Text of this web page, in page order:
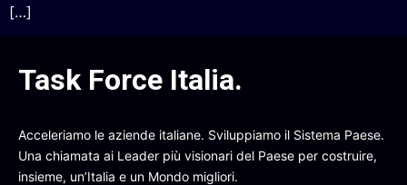
[…]
Task Force Italia.
Acceleriamo le aziende italiane. Sviluppiamo il Sistema Paese.
Una chiamata ai Leader più visionari del Paese per costruire,
insieme, un’Italia e un Mondo migliori.